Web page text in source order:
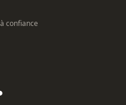
confiance